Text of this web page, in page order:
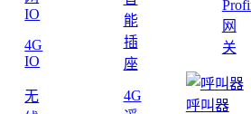
IO
4G
IO
无
能
插
座
4G
网
关
呼叫器